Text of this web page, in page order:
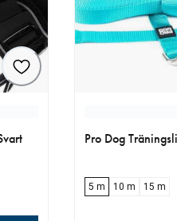
Pro Dog
5 m 10 m 15 m